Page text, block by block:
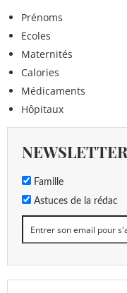
Prénoms
Ecoles
Maternités
Calories
Médicaments
Hôpitaux
Famille
Astuces de la rédac